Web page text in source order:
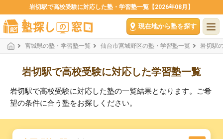
岩切駅で高校受験に対応した塾・学習塾一覧【2026年08月】
現在地から塾を探す
宮城県の塾・学習塾一覧 仙台市宮城野区の塾・学習塾一覧 岩切駅
岩切駅で高校受験に対応した学習塾一覧
岩切駅で高校受験に対応した塾の一覧結果となります。ご希
望の条件に合う塾をお探しください。